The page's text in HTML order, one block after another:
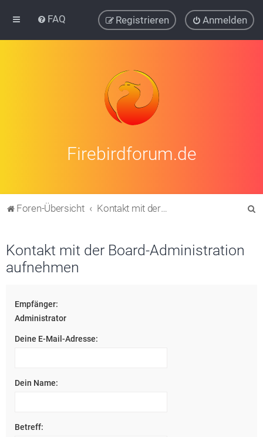
FAQ Anmelden
Registrieren
Firebirdforum.de
Foren-Übersicht Kontakt mit der Board-Administration aufnehmen
Kontakt mit der Board-Administration
aufnehmen
Empfänger:
Administrator
Deine E-Mail-Adresse:
Dein Name:
Betreff: